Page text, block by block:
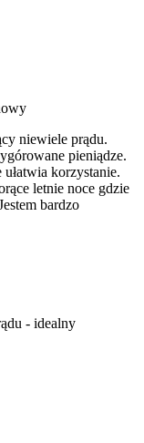
niewiele prądu.
pieniądze.
korzystanie.
letnie noce gdzie
bardzo
- idealny